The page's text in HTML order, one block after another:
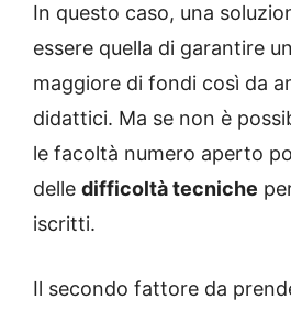
In questo caso, una
essere quella di garantire
maggiore di fondi così da
didattici. Ma se non è
le facoltà numero aperto
delle difficoltà tecniche
iscritti.
Il secondo fattore da